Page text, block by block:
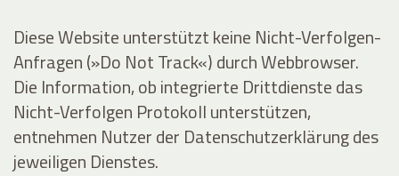
Diese Website unterstützt keine Nicht-Verfolgen-
Anfragen (»Do Not Track«) durch Webbrowser.
Die Information, ob integrierte Drittdienste das
Nicht-Verfolgen Protokoll unterstützen,
entnehmen Nutzer der Datenschutzerklärung des
jeweiligen Dienstes.